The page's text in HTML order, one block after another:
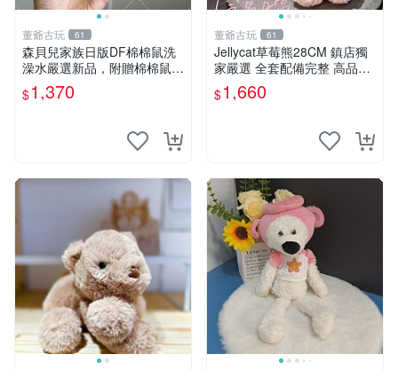
董爺古玩 61
森貝兒家族日版DF棉棉鼠洗
澡水嚴選新品，附贈棉棉鼠媽
媽與嬰兒及配件。-paper盒
裝，輕便設計方便攜帶。 棉
$1,370
董爺古玩 61
Jellycat草莓熊28CM 鎮店獨
家嚴選 全套配備完整 高品質
收藏好物 紋章 玩具熊 定制熊
$1,660